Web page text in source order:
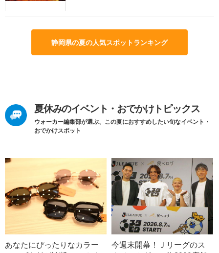
静岡県の夏の人気スポットランキング
夏休みのイベント・おでかけトピックス
ウォーカー編集部が選ぶ、この夏におすすめしたい旬なイベント・
おでかけスポット
あなたにぴったりなカラー
今週末開幕！Ｊリーグのス